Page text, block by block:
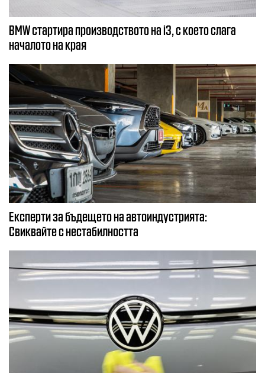
BMW стартира производството на i3, с което слага
началото на края
Експерти за бъдещето на автоиндустрията:
Свиквайте с нестабилността